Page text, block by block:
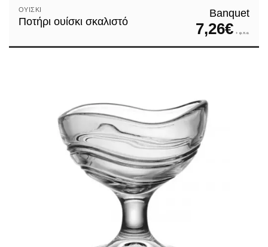
ΟΥΊΣΚΙ
Ποτήρι ουίσκι σκαλιστό
Banquet
7,26€ + φ.π.α.